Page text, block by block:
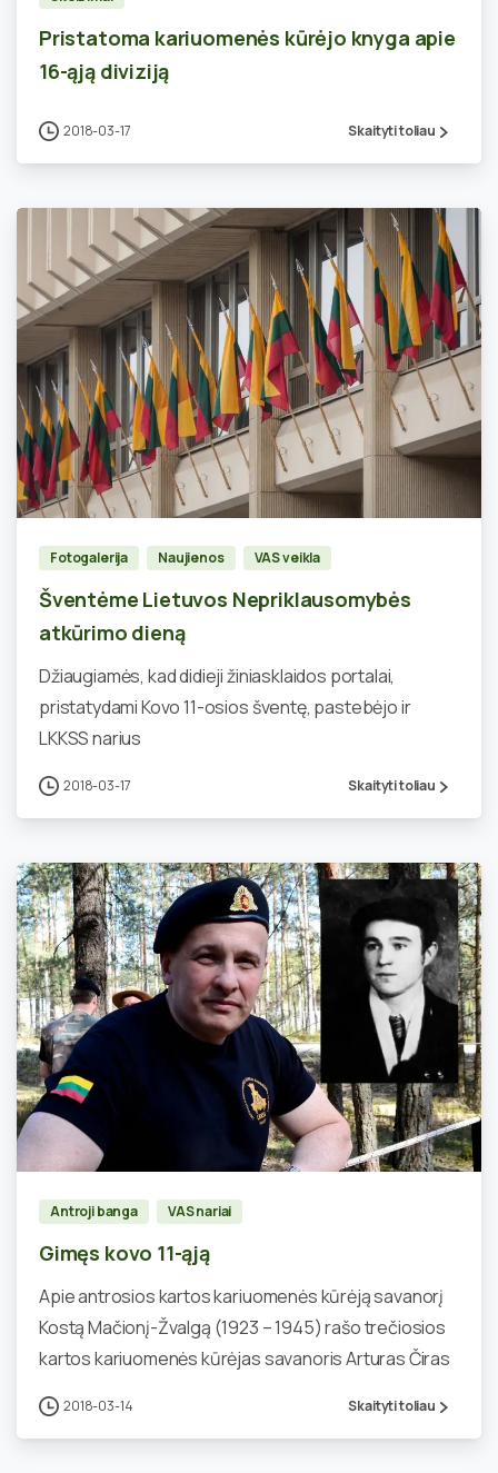
Pristatoma kariuomenės kūrėjo knyga apie
16-ąją diviziją
2018-03-17 Skaityti toliau
0
Fotogalerija Naujienos VAS veikla
Šventėme Lietuvos Nepriklausomybės
atkūrimo dieną
Džiaugiamės, kad didieji žiniasklaidos portalai,
pristatydami Kovo 11-osios šventę, pastebėjo ir
LKKSS narius
2018-03-17 Skaityti toliau
0
Antroji banga VAS nariai
Gimęs kovo 11-ąją
Apie antrosios kartos kariuomenės kūrėją savanorį
Kostą Mačionį-Žvalgą (1923 – 1945) rašo trečiosios
kartos kariuomenės kūrėjas savanoris Arturas Čiras
2018-03-14 Skaityti toliau